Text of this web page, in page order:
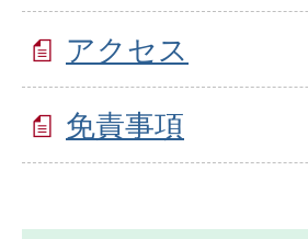
アクセス
免責事項